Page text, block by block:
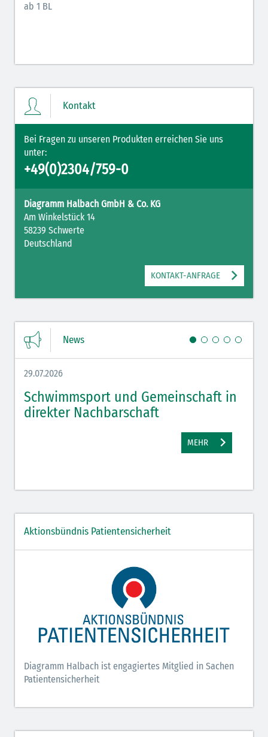
Elektrolyte NaCl (grün)
ab 1 BL
Kontakt
Bei Fragen zu unseren Produkten erreichen Sie uns
unter:
+49(0)2304/759-0
Diagramm Halbach GmbH & Co. KG
Am Winkelstück 14
58239 Schwerte
Deutschland
KONTAKT-ANFRAGE
News
29.07.2026
Schwimmsport und Gemeinschaft in
direkter Nachbarschaft
MEHR
Aktionsbündnis Patientensicherheit
Diagramm Halbach ist engagiertes Mitglied in Sachen
Patientensicherheit